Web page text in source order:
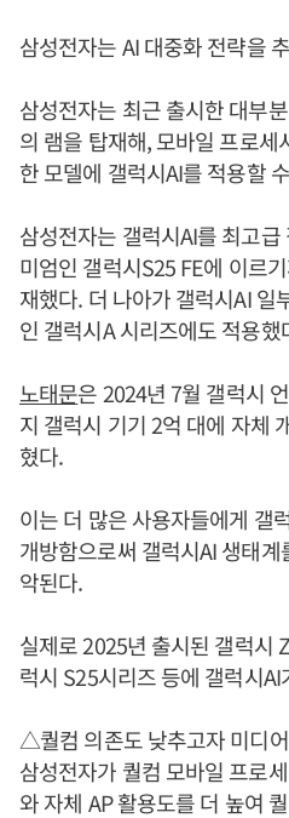
삼성전자는 AI 대중화 전략을
삼성전자는 최근 출시한 대부
의 램을 탑재해, 모바일 프로세
한 모델에 갤럭시AI를 적용할
삼성전자는 갤럭시AI를 최고
미엄인 갤럭시S25 FE에 이르
재했다. 더 나아가 갤럭시AI 일
인 갤럭시A 시리즈에도 적용했
노태문은 2024년 7월 갤럭시
지 갤럭시 기기 2억 대에 자체
혔다.
이는 더 많은 사용자들에게 갤
개방함으로써 갤럭시AI 생태
악된다.
실제로 2025년 출시된 갤럭시
럭시 S25시리즈 등에 갤럭시
△퀄컴 의존도 낮추고자 미디
삼성전자가 퀄컴 모바일 프로
와 자체 AP 활용도를 더 높여